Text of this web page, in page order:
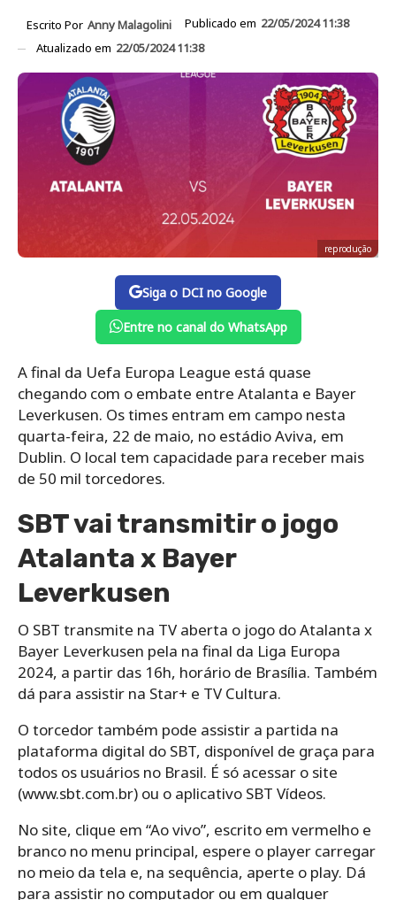
Escrito Por Anny Malagolini Publicado em 22/05/2024 11:38
Atualizado em 22/05/2024 11:38
reprodução
Siga o DCI no Google
Entre no canal do WhatsApp
A final da Uefa Europa League está quase
chegando com o embate entre Atalanta e Bayer
Leverkusen. Os times entram em campo nesta
quarta-feira, 22 de maio, no estádio Aviva, em
Dublin. O local tem capacidade para receber mais
de 50 mil torcedores.
SBT vai transmitir o jogo
Atalanta x Bayer
Leverkusen
O SBT transmite na TV aberta o jogo do Atalanta x
Bayer Leverkusen pela na final da Liga Europa
2024, a partir das 16h, horário de Brasília. Também
dá para assistir na Star+ e TV Cultura.
O torcedor também pode assistir a partida na
plataforma digital do SBT, disponível de graça para
todos os usuários no Brasil. É só acessar o site
(www.sbt.com.br) ou o aplicativo SBT Vídeos.
No site, clique em “Ao vivo”, escrito em vermelho e
branco no menu principal, espere o player carregar
no meio da tela e, na sequência, aperte o play. Dá
para assistir no computador ou em qualquer